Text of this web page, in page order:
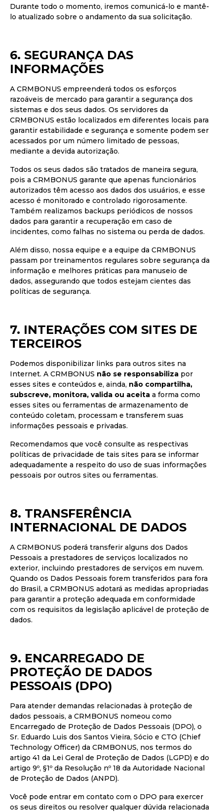
Durante todo o momento, iremos comunicá-lo e mantê-
lo atualizado sobre o andamento da sua solicitação.
6. SEGURANÇA DAS
INFORMAÇÕES
A CRMBONUS empreenderá todos os esforços
razoáveis de mercado para garantir a segurança dos
sistemas e dos seus dados. Os servidores da
CRMBONUS estão localizados em diferentes locais para
garantir estabilidade e segurança e somente podem ser
acessados por um número limitado de pessoas,
mediante a devida autorização.
Todos os seus dados são tratados de maneira segura,
pois a CRMBONUS garante que apenas funcionários
autorizados têm acesso aos dados dos usuários, e esse
acesso é monitorado e controlado rigorosamente.
Também realizamos backups periódicos de nossos
dados para garantir a recuperação em caso de
incidentes, como falhas no sistema ou perda de dados.
Além disso, nossa equipe e a equipe da CRMBONUS
passam por treinamentos regulares sobre segurança da
informação e melhores práticas para manuseio de
dados, assegurando que todos estejam cientes das
políticas de segurança.
7. INTERAÇÕES COM SITES DE
TERCEIROS
Podemos disponibilizar links para outros sites na
Internet. A CRMBONUS não se responsabiliza por
esses sites e conteúdos e, ainda, não compartilha,
subscreve, monitora, valida ou aceita a forma como
esses sites ou ferramentas de armazenamento de
conteúdo coletam, processam e transferem suas
informações pessoais e privadas.
Recomendamos que você consulte as respectivas
políticas de privacidade de tais sites para se informar
adequadamente a respeito do uso de suas informações
pessoais por outros sites ou ferramentas.
8. TRANSFERÊNCIA
INTERNACIONAL DE DADOS
A CRMBONUS poderá transferir alguns dos Dados
Pessoais a prestadores de serviços localizados no
exterior, incluindo prestadores de serviços em nuvem.
Quando os Dados Pessoais forem transferidos para fora
do Brasil, a CRMBONUS adotará as medidas apropriadas
para garantir a proteção adequada em conformidade
com os requisitos da legislação aplicável de proteção de
dados.
9. ENCARREGADO DE
PROTEÇÃO DE DADOS
PESSOAIS (DPO)
Para atender demandas relacionadas à proteção de
dados pessoais, a CRMBONUS nomeou como
Encarregado de Proteção de Dados Pessoais (DPO), o
Sr. Eduardo Luis dos Santos Vieira, Sócio e CTO (Chief
Technology Officer) da CRMBONUS, nos termos do
artigo 41 da Lei Geral de Proteção de Dados (LGPD) e do
artigo 9º, §1º da Resolução nº 18 da Autoridade Nacional
de Proteção de Dados (ANPD).
Você pode entrar em contato com o DPO para exercer
os seus direitos ou resolver qualquer dúvida relacionada